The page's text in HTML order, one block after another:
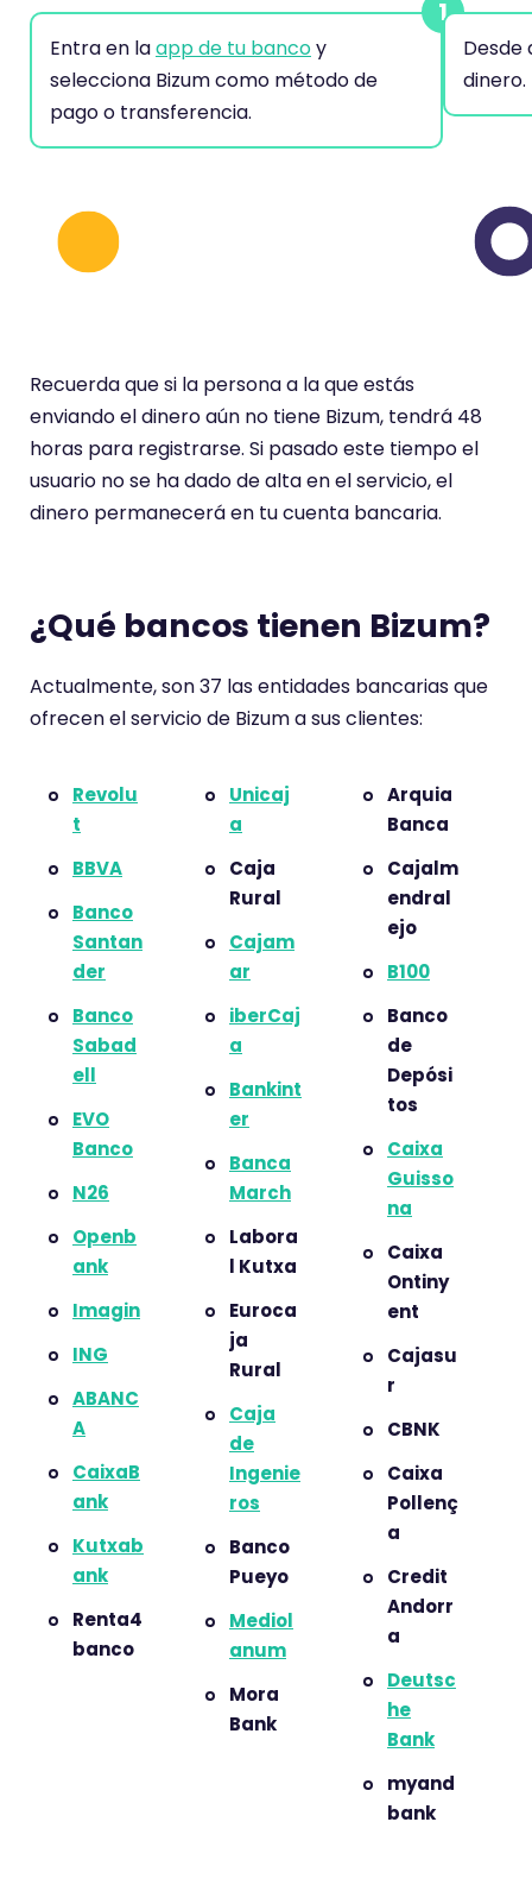
Entra en laapp de tu bancoy
selecciona Bizum como método de
pago o transferencia.
Desde
dinero.
Recuerda que si la persona a la que estás
enviando el dinero aún no tiene Bizum, tendrá 48
horas para registrarse. Si pasado este tiempo el
usuario no se ha dado de alta en el servicio, el
dinero permanecerá en tu cuenta bancaria.
¿Qué bancos tienen Bizum?
Actualmente, son 37 las entidades bancarias que
ofrecen el servicio de Bizum a sus clientes:
Revolu
t
BBVA
Banco
Santan
der
Banco
Sabad
ell
EVO
Banco
N26
Openb
ank
Imagin
ING
ABANC
A
CaixaB
ank
Kutxab
ank
Renta4
banco
Unicaj
a
Caja
Rural
Cajam
ar
iberCaj
a
Bankint
er
Banca
March
Labora
l Kutxa
Euroca
ja
Rural
Caja
de
Ingenie
ros
Banco
Pueyo
Mediol
anum
Mora
Bank
Arquia
Banca
Cajalm
endral
ejo
B100
Banco
de
Depósi
tos
Caixa
Guisso
na
Caixa
Ontiny
ent
Cajasu
r
CBNK
Caixa
Pollenç
a
Credit
Andorr
a
Deutsc
he
Bank
myand
bank